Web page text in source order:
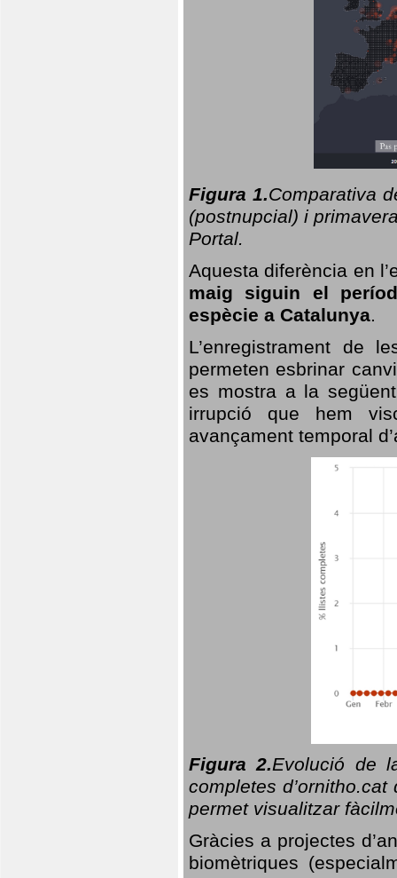
Figura 1.Comparativa
(postnupcial) i
Portal.
Aquesta diferència en
maig siguin el
espècie a Catalunya.
L’enregistrament de
permeten esbrinar
es mostra a la
irrupció que hem
avançament temporal
Figura 2.Evolució de
completes
permet visualitzar
Gràcies a projectes
biomètriques